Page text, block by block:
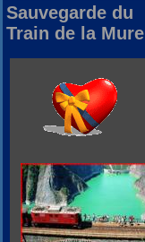
Sauvegarde du
Train de la Mure